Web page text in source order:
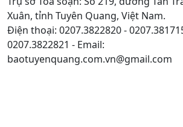
Xuân, tỉnh Tuyên Quang, Việt Nam.
Điện thoại: 0207.3822820 -
0207.3822821 - Email:
baotuyenquang.com.vn@gmail.com